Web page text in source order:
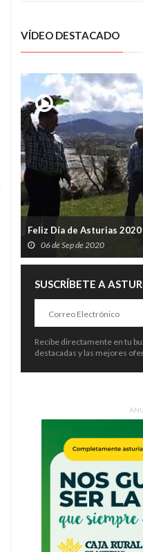
Indultar también puede
Justicia en un privilegio
29 de Jul de 2026
VÍDEO DESTACADO
Feliz Día de Asturias
06 de Sep de 2020
SUSCRÍBETE A
Recibe directamente en tu
destacadas y las mejores